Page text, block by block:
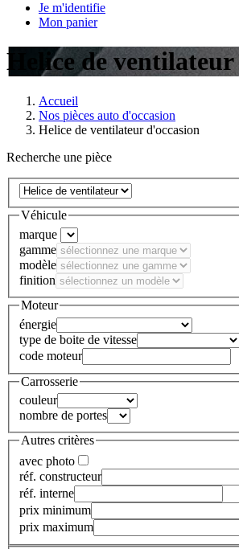
Je m'identifie
Mon panier
Helice de ventilateur
Accueil
Nos pièces auto d'occasion
Helice de ventilateur d'occasion
Recherche une pièce
Véhicule
marque
gamme
modèle
finition
Moteur
énergie
type de boite de vitesse
code moteur
Carrosserie
couleur
nombre de portes
Autres critères
avec photo
réf. constructeur
réf. interne
prix minimum
prix maximum